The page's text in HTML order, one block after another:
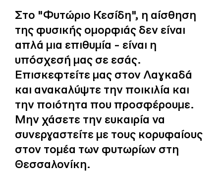
Στο "Φυτώριο Κεσίδη", η αίσθηση
της φυσικής ομορφιάς δεν είναι
απλά μια επιθυμία - είναι η
υπόσχεσή μας σε εσάς.
Επισκεφτείτε μας στον Λαγκαδά
και ανακαλύψτε την ποικιλία και
την ποιότητα που προσφέρουμε.
Μην χάσετε την ευκαιρία να
συνεργαστείτε με τους κορυφαίους
στον τομέα των φυτωρίων στη
Θεσσαλονίκη.